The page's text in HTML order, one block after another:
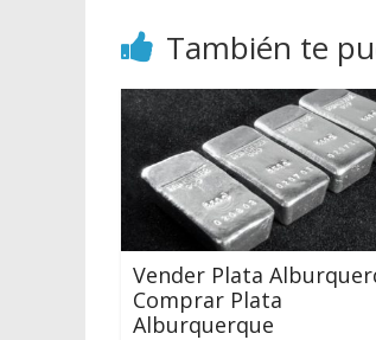
También te
Vender Plata
Comprar Plata
Alburquerque